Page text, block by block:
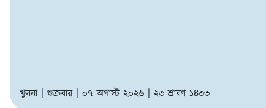
খুলনা | শুক্রবার | ০৭ অগাস্ট ২০২৬ | ২৩ শ্রাবণ ১৪৩৩